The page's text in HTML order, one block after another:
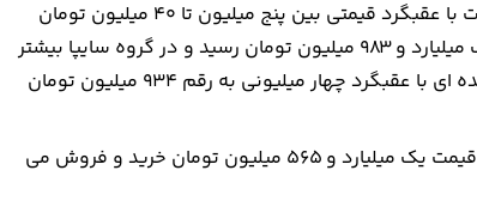
امروز ۲۲ فروردین ۱۴۰۵ در گروه محصولات ایران خودرو بیشتر محصولات با عقبگرد قیمتی بین پنج میلیون تا ۴۰ میلیون تومان
مواجه شدند و خودروی تارا اتومات با بیشترین کاهش قیمت به رقم یک میلیارد و ۹۸۳ میلیون تومان رسید و در گروه سایپا بیشتر
محصولات بدون تغییر قیمت دیده می شوند و تنها خودروی کوییک دنده ای با عقبگرد چهار میلیونی به رقم ۹۳۴ میلیون تومان
در گروه محصولات ایران خودرو؛ پژو ۲۰۷ دنده ای هیدرولیک TU5P به قیمت یک میلیارد و ۵۶۵ میلیون تومان خرید و فروش می